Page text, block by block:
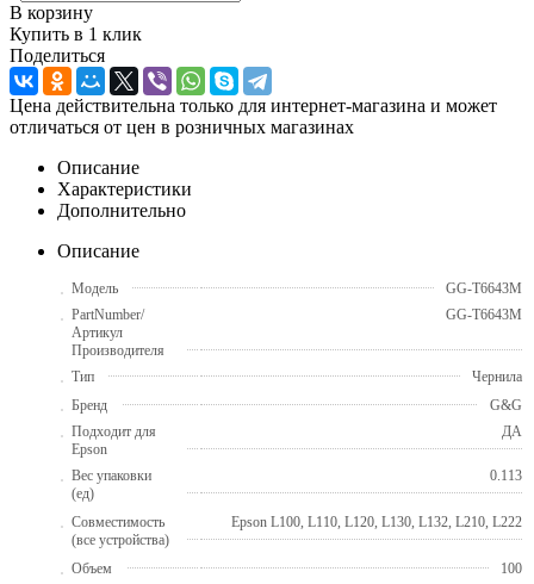
В корзину
Купить в 1 клик
Поделиться
Цена действительна только для интернет-магазина и может
отличаться от цен в розничных магазинах
Описание
Характеристики
Дополнительно
Описание
Модель
GG-T6643M
PartNumber/
Артикул
Производителя
GG-T6643M
Тип
Чернила
Бренд
G&G
Подходит для
Epson
ДА
Вес упаковки
(ед)
0.113
Совместимость
(все устройства)
Epson L100, L110, L120, L130, L132, L210, L222
Объем
100